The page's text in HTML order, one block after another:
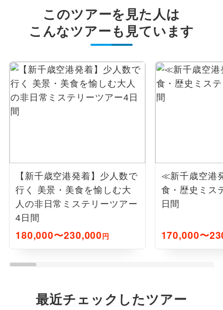
このツアーを見た人は
こんなツアーも見ています
【新千歳空港発着】少人数で
行く 美景・美食を愉しむ大
人の非日常ミステリーツアー
4日間
180,000〜230,000円
≪新千歳空港
食・歴史ミス
日間
170,000〜
最近チェックしたツアー